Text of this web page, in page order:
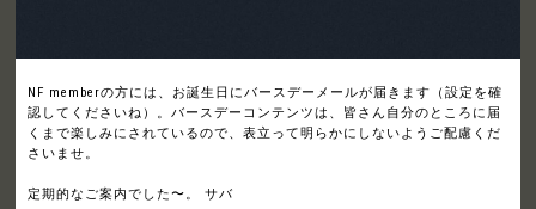
NF memberの方には、お誕生日にバースデーメールが届きます（設定を確
認してくださいね）。バースデーコンテンツは、皆さん自分のところに届
くまで楽しみにされているので、表立って明らかにしないようご配慮くだ
さいませ。
定期的なご案内でした〜。 サバ